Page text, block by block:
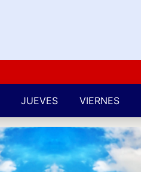
JUEVES VIERNES